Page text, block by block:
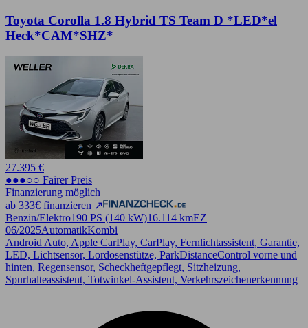
Toyota Corolla 1.8 Hybrid TS Team D *LED*el
Heck*CAM*SHZ*
27.395 €
●●●○○ Fairer Preis
Finanzierung möglich
ab 333€ finanzieren ↗
Benzin/Elektro190 PS (140 kW)16.114 kmEZ
06/2025AutomatikKombi
Android Auto, Apple CarPlay, CarPlay, Fernlichtassistent, Garantie,
LED, Lichtsensor, Lordosenstütze, ParkDistanceControl vorne und
hinten, Regensensor, Scheckheftgepflegt, Sitzheizung,
Spurhalteassistent, Totwinkel-Assistent, Verkehrszeichenerkennung